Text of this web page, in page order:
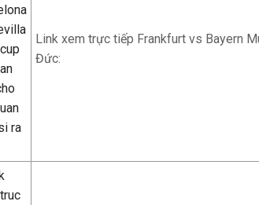
Link xem trực tiếp Frankfurt vs Bayern
Đức: